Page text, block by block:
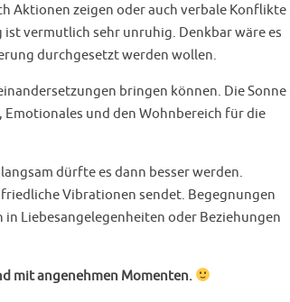
Aktionen zeigen oder auch verbale Konflikte
vermutlich sehr unruhig. Denkbar wäre es
durchgesetzt werden wollen.
bringen können. Die Sonne
und den Wohnbereich für die
dürfte es dann besser werden.
Vibrationen sendet. Begegnungen
Liebesangelegenheiten oder Beziehungen
mit angenehmen Momenten.